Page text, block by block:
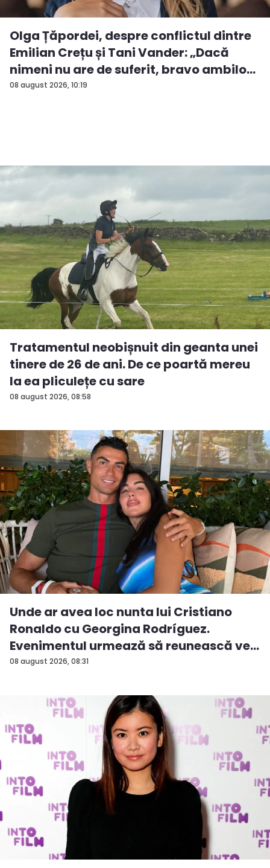
08 august 2026, 10:19
Olga Țăpordei, despre conflictul dintre
Emilian Crețu și Tani Vander: „Dacă
nimeni nu are de suferit, bravo ambilo...
08 august 2026, 08:58
Tratamentul neobișnuit din geanta unei
tinere de 26 de ani. De ce poartă mereu
la ea pliculețe cu sare
08 august 2026, 08:31
Unde ar avea loc nunta lui Cristiano
Ronaldo cu Georgina Rodríguez.
Evenimentul urmează să reunească ve...